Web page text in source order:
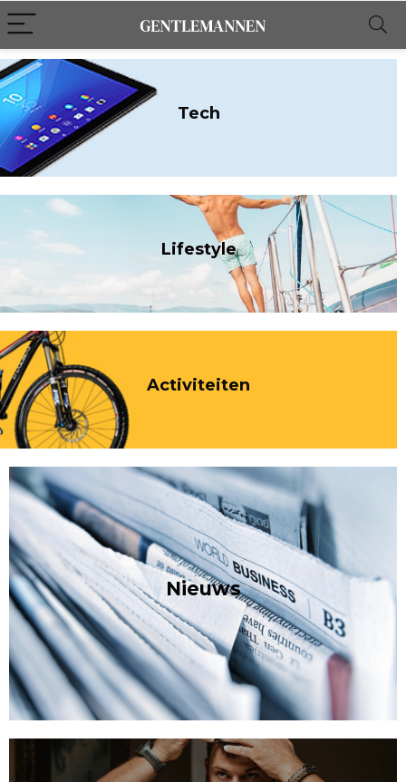
Tech
Lifestyle
Activiteiten
Nieuws